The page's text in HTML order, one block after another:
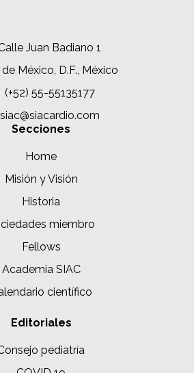
Juan Badiano 1
México, D.F., México
(+52) 55-55135177
siac@siacardio.com
Secciones
Home
Misión y Visión
Historia
miembro
Fellows
Academia SIAC
científico
Editoriales
pediatría